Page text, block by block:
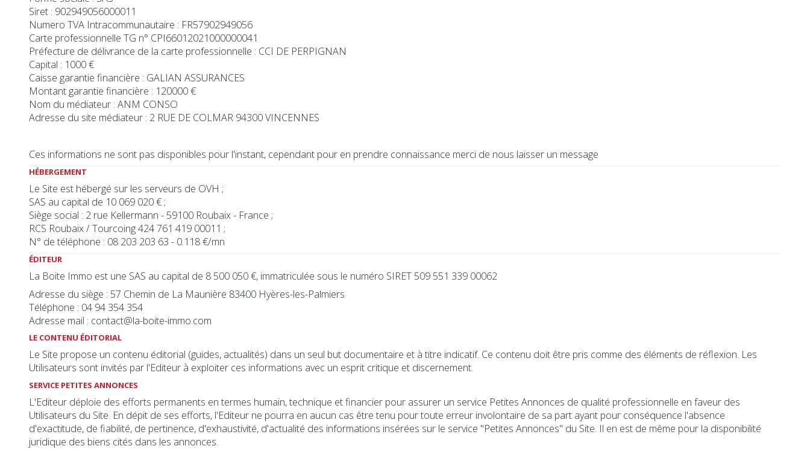
Siret : 902949056000011
Numero TVA Intracommunautaire : FR57902949056
Carte professionnelle TG n° CPI66012021000000041
Préfecture de délivrance de la carte professionnelle : CCI DE PERPIGNAN
Capital : 1000 €
Caisse garantie financière : GALIAN ASSURANCES
Montant garantie financière : 120000 €
Nom du médiateur : ANM CONSO
Adresse du site médiateur : 2 RUE DE COLMAR 94300 VINCENNES
Ces informations ne sont pas disponibles pour l'instant, cependant pour en prendre connaissance merci de nous laisser un message
HÉBERGEMENT
Le Site est hébergé sur les serveurs de OVH ;
SAS au capital de 10 069 020 € ;
Siège social : 2 rue Kellermann - 59100 Roubaix - France ;
RCS Roubaix / Tourcoing 424 761 419 00011 ;
N° de téléphone : 08 203 203 63 - 0.118 €/mn
ÉDITEUR
La Boite Immo est une SAS au capital de 8 500 050 €, immatriculée sous le numéro SIRET 509 551 339 00062
Adresse du siège : 57 Chemin de La Maunière 83400 Hyères-les-Palmiers
Téléphone : 04 94 354 354
Adresse mail : contact@la-boite-immo.com
LE CONTENU ÉDITORIAL
Le Site propose un contenu éditorial (guides, actualités) dans un seul but documentaire et à titre indicatif. Ce contenu doit être pris comme des éléments de réflexion. Les
Utilisateurs sont invités par l'Editeur à exploiter ces informations avec un esprit critique et discernement.
SERVICE PETITES ANNONCES
L'Editeur déploie des efforts permanents en termes humain, technique et financier pour assurer un service Petites Annonces de qualité professionnelle en faveur des
Utilisateurs du Site. En dépit de ses efforts, l'Editeur ne pourra en aucun cas être tenu pour toute erreur involontaire de sa part ayant pour conséquence l'absence
d'exactitude, de fiabilité, de pertinence, d'exhaustivité, d'actualité des informations insérées sur le service "Petites Annonces" du Site. Il en est de même pour la disponibilité
juridique des biens cités dans les annonces.